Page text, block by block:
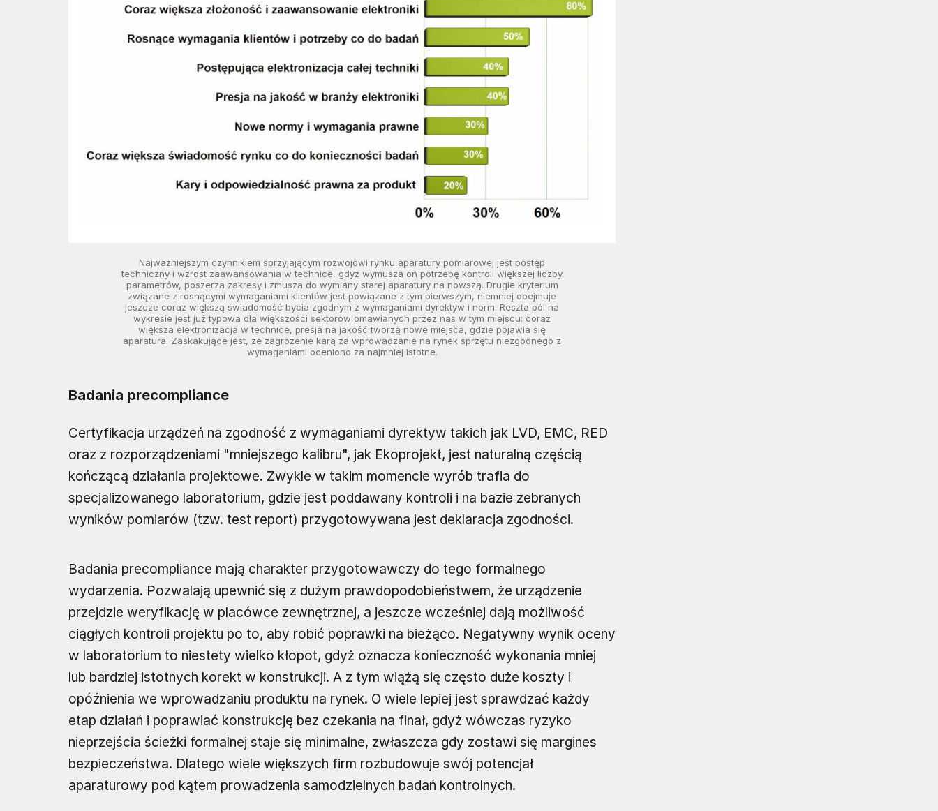
Najważniejszym czynnikiem sprzyjającym rozwojowi rynku aparatury pomiarowej jest postęp
techniczny i wzrost zaawansowania w technice, gdyż wymusza on potrzebę kontroli większej liczby
parametrów, poszerza zakresy i zmusza do wymiany starej aparatury na nowszą. Drugie kryterium
związane z rosnącymi wymaganiami klientów jest powiązane z tym pierwszym, niemniej obejmuje
jeszcze coraz większą świadomość bycia zgodnym z wymaganiami dyrektyw i norm. Reszta pól na
wykresie jest już typowa dla większości sektorów omawianych przez nas w tym miejscu: coraz
większa elektronizacja w technice, presja na jakość tworzą nowe miejsca, gdzie pojawia się
aparatura. Zaskakujące jest, że zagrożenie karą za wprowadzanie na rynek sprzętu niezgodnego z
wymaganiami oceniono za najmniej istotne.
Badania precompliance
Certyfikacja urządzeń na zgodność z wymaganiami dyrektyw takich jak LVD, EMC, RED
oraz z rozporządzeniami "mniejszego kalibru", jak Ekoprojekt, jest naturalną częścią
kończącą działania projektowe. Zwykle w takim momencie wyrób trafia do
specjalizowanego laboratorium, gdzie jest poddawany kontroli i na bazie zebranych
wyników pomiarów (tzw. test report) przygotowywana jest deklaracja zgodności.
Badania precompliance mają charakter przygotowawczy do tego formalnego
wydarzenia. Pozwalają upewnić się z dużym prawdopodobieństwem, że urządzenie
przejdzie weryfikację w placówce zewnętrznej, a jeszcze wcześniej dają możliwość
ciągłych kontroli projektu po to, aby robić poprawki na bieżąco. Negatywny wynik oceny
w laboratorium to niestety wielko kłopot, gdyż oznacza konieczność wykonania mniej
lub bardziej istotnych korekt w konstrukcji. A z tym wiążą się często duże koszty i
opóźnienia we wprowadzaniu produktu na rynek. O wiele lepiej jest sprawdzać każdy
etap działań i poprawiać konstrukcję bez czekania na finał, gdyż wówczas ryzyko
nieprzejścia ścieżki formalnej staje się minimalne, zwłaszcza gdy zostawi się margines
bezpieczeństwa. Dlatego wiele większych firm rozbudowuje swój potencjał
aparaturowy pod kątem prowadzenia samodzielnych badań kontrolnych.